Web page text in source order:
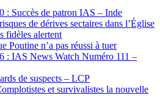
: Succès de patron IAS – Inde
de dérives sectaires dans l’Église
fidèles alertent
Poutine n’a pas réussi à tuer
: IAS News Watch Numéro 111 –
de suspects – LCP
et survivalistes la nouvelle